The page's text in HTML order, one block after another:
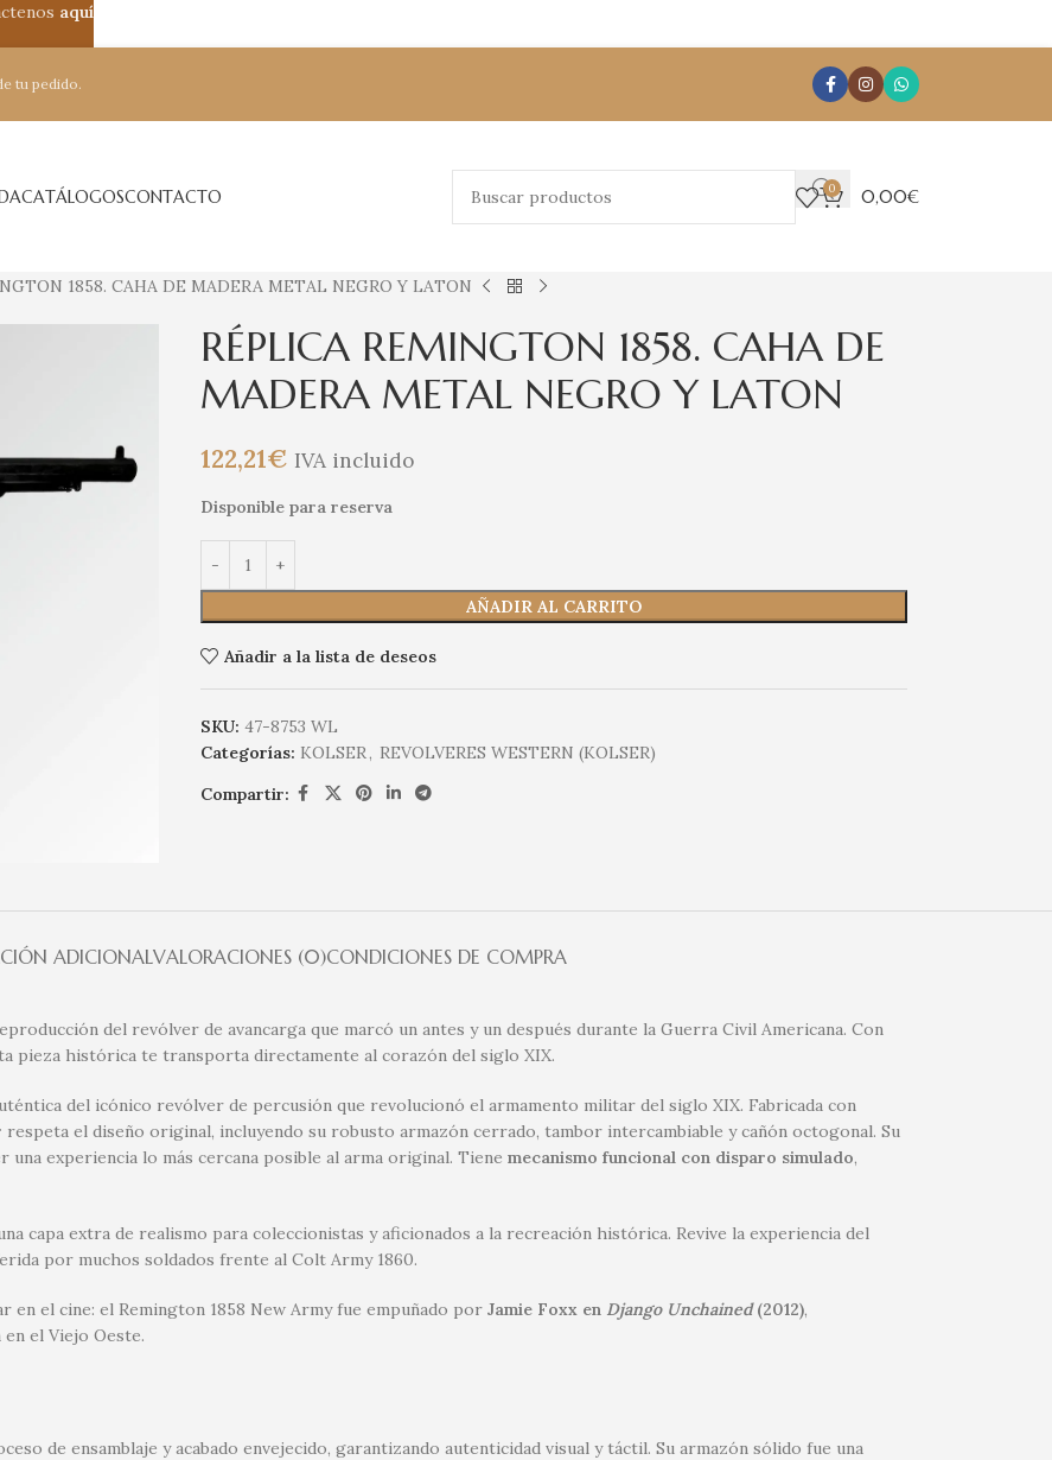
tu pedido.
CATÁLOGOSCONTACTO 0 0,00€
1858. CAHA DE MADERA METAL NEGRO Y LATON
RÉPLICA REMINGTON 1858. CAHA DE
MADERA METAL NEGRO Y LATON
122,21€ IVA incluido
Disponible para reserva
AÑADIR AL CARRITO
Añadir a la lista de deseos
SKU: 47-8753 WL
Categorías: KOLSER, REVOLVERES WESTERN (KOLSER)
Compartir:
ADICIONALVALORACIONES (0)CONDICIONES DE COMPRA
del revólver de avancarga que marcó un antes y un después durante la Guerra Civil Americana. Con
pieza histórica te transporta directamente al corazón del siglo XIX.
del icónico revólver de percusión que revolucionó el armamento militar del siglo XIX. Fabricada con
respeta el diseño original, incluyendo su robusto armazón cerrado, tambor intercambiable y cañón octogonal. Su
experiencia lo más cercana posible al arma original. Tiene mecanismo funcional con disparo simulado,
capa extra de realismo para coleccionistas y aficionados a la recreación histórica. Revive la experiencia del
por muchos soldados frente al Colt Army 1860.
en el cine: el Remington 1858 New Army fue empuñado por Jamie Foxx en Django Unchained(2012),
el Viejo Oeste.
de ensamblaje y acabado envejecido, garantizando autenticidad visual y táctil. Su armazón sólido fue una
aquí